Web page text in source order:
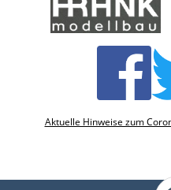
Aktuelle Hinweise zum